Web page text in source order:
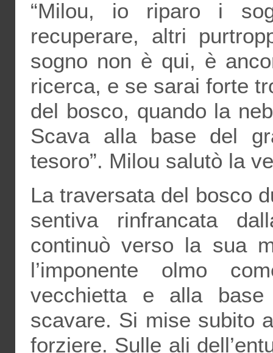
“Milou, io riparo i
recuperare, altri
sogno non è qui, è
ricerca, e se sarai forte
del bosco, quando la
Scava alla base del
tesoro”. Milou salutò la
La traversata del bosco
sentiva rinfrancata
continuò verso la sua
l’imponente olmo
vecchietta e alla base
scavare. Si mise subito
forziere. Sulle ali